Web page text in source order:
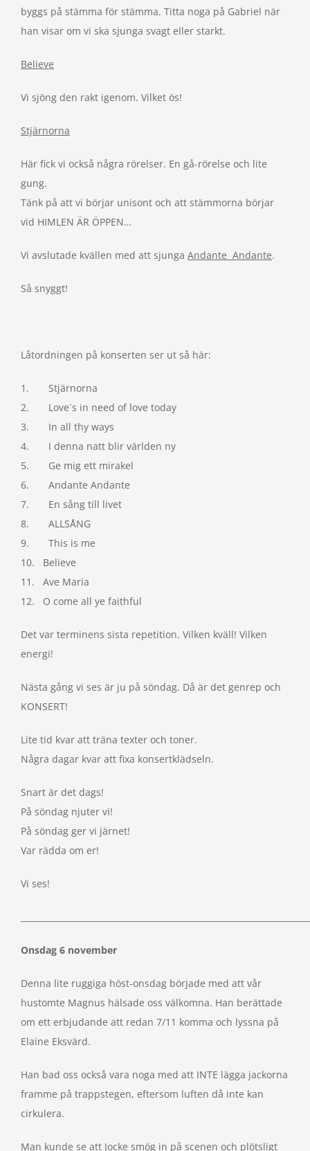
byggs på stämma för stämma. Titta noga på Gabriel när
han visar om vi ska sjunga svagt eller starkt.
Believe
Vi sjöng den rakt igenom. Vilket ös!
Stjärnorna
Här fick vi också några rörelser. En gå-rörelse och lite
gung.
Tänk på att vi börjar unisont och att stämmorna börjar
vid HIMLEN ÄR ÖPPEN…
Vi avslutade kvällen med att sjunga Andante Andante.
Så snyggt!
Låtordningen på konserten ser ut så här:
1. Stjärnorna
2. Love´s in need of love today
3. In all thy ways
4. I denna natt blir världen ny
5. Ge mig ett mirakel
6. Andante Andante
7. En sång till livet
8. ALLSÅNG
9. This is me
10. Believe
11. Ave Maria
12. O come all ye faithful
Det var terminens sista repetition. Vilken kväll! Vilken
energi!
Nästa gång vi ses är ju på söndag. Då är det genrep och
KONSERT!
Lite tid kvar att träna texter och toner.
Några dagar kvar att fixa konsertklädseln.
Snart är det dags!
På söndag njuter vi!
På söndag ger vi järnet!
Var rädda om er!
Vi ses!
Onsdag 6 november
Denna lite ruggiga höst-onsdag började med att vår
hustomte Magnus hälsade oss välkomna. Han berättade
om ett erbjudande att redan 7/11 komma och lyssna på
Elaine Eksvärd.
Han bad oss också vara noga med att INTE lägga jackorna
framme på trappstegen, eftersom luften då inte kan
cirkulera.
Man kunde se att Jocke smög in på scenen och plötsligt